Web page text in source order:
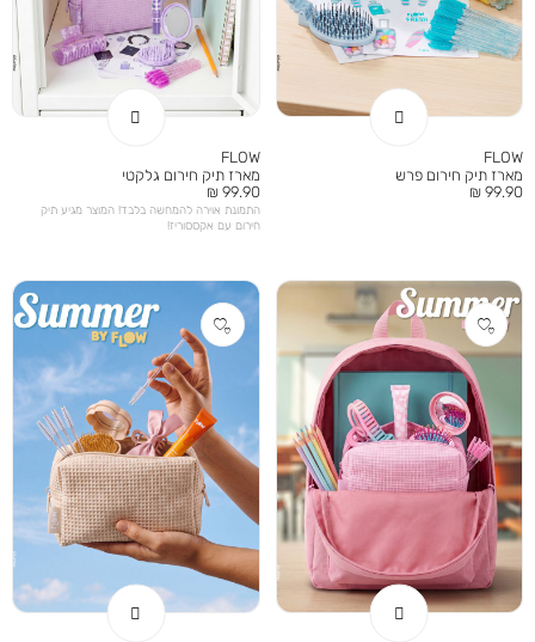
FLOW
מארז תיק חירום פרש
מחיר
99.90 ₪
FLOW
מארז תיק חירום גלקטי
מחיר
מוצר
99.90 ₪
התמונת אוירה להמחשה בלבד! המוצר מגיע תיק
חירום עם אקססוריז!